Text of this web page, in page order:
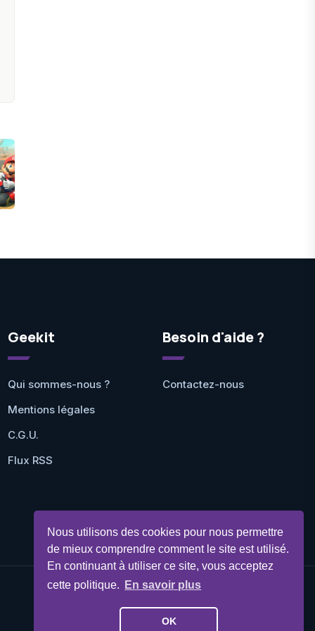
Nous utilisons des cookies pour nous permettre
de mieux comprendre comment le site est utilisé.
En continuant à utiliser ce site, vous acceptez
cette politique.
En savoir plus
OK
Geekit
Qui sommes-nous ?
Mentions légales
C.G.U.
Flux RSS
Besoin d'aide ?
Contactez-nous